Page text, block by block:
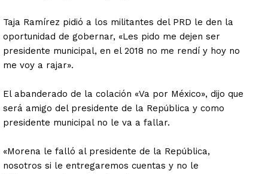
Taja Ramírez pidió a los militantes del PRD le den la
oportunidad de gobernar, «Les pido me dejen ser
presidente municipal, en el 2018 no me rendí y hoy no
me voy a rajar».
El abanderado de la colación «Va por México», dijo que
será amigo del presidente de la República y como
presidente municipal no le va a fallar.
«Morena le falló al presidente de la República,
nosotros si le entregaremos cuentas y no le